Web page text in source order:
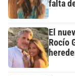
falta
El
Rocío